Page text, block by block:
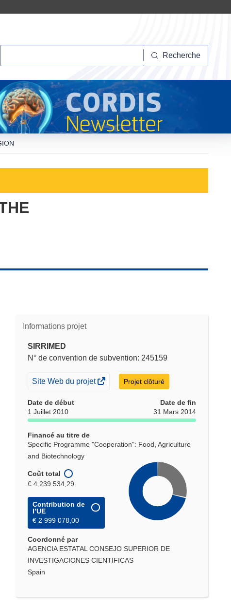
Recherche
Informations projet
SIRRIMED
N° de convention de subvention: 245159
(s’ouvre
une
nouvelle
Site Web du projet Projet clôturé
Date de début
1 Juillet 2010
Date de fin
31 Mars 2014
Financé au titre de
Specific Programme "Cooperation": Food, Agriculture
and Biotechnology
Coût total
€ 4 239 534,29
Contribution de
l’UE
€ 2 999 078,00
Coordonné par
AGENCIA ESTATAL CONSEJO SUPERIOR DE
INVESTIGACIONES CIENTIFICAS
Spain